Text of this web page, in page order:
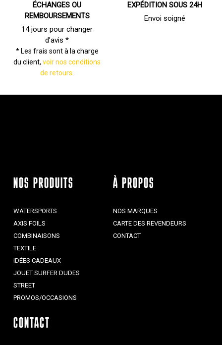
ÉCHANGES OU
REMBOURSEMENTS
14 jours pour changer
d’avis *
* Les frais sont à la charge
du client,voir nos conditions
de retours
EXPÉDITION SOUS 24H
Envoi soigné
NOS PRODUITS
WATERSPORTS
AXIS FOILS
COMBINAISONS
TEXTILE
IDÉES CADEAUX
JOUET SURFER DUDES
STREET
PROMOS/OCCASIONS
À PROPOS
NOS MARQUES
CARTE DES REVENDEURS
CONTACT
CONTACT